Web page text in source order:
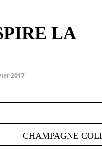
LA
2017
CHAMPAGNE